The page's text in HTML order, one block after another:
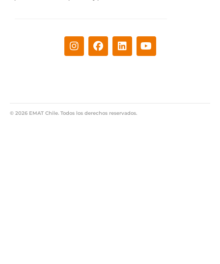
© 2026 EMAT Chile. Todos los derechos reservados.